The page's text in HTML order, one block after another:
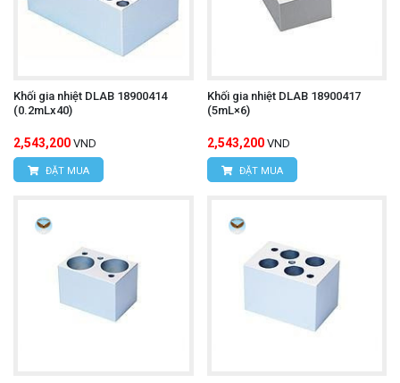
Khối gia nhiệt DLAB 18900414
(0.2mLx40)
2,543,200 VND
ĐẶT MUA
Khối gia nhiệt DLAB 18900417
(5mL×6)
2,543,200 VND
ĐẶT MUA